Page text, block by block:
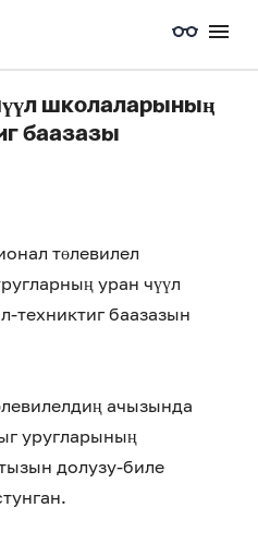
школаларының
баазазы
төлевилел
уран чүүл
техниктиг баазазын
ачызында
уругларының
долузу-биле